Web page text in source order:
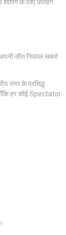
के लिए उपयोग
जीत निकाल सकते
स्तर के प्रसिद्ध
हर कोई Spectator